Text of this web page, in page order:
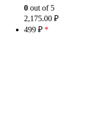
0 out of 5
2,175.00 ₽
499 ₽ *